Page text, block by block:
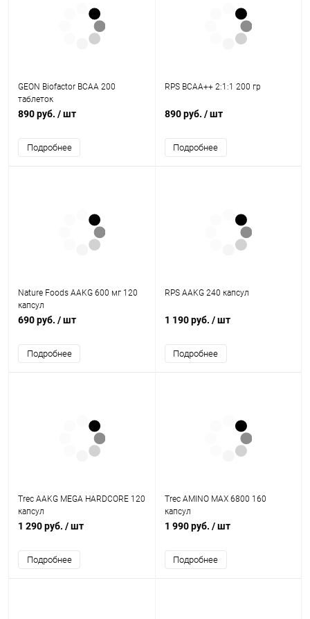
GEON Biofactor BCAA 200
таблеток
890 руб. / шт
Подробнее
RPS BCAA++ 2:1:1 200 гр
890 руб. / шт
Подробнее
Nature Foods AAKG 600 мг 120
капсул
690 руб. / шт
Подробнее
RPS AAKG 240 капсул
1 190 руб. / шт
Подробнее
Trec AAKG MEGA HARDCORE 120
капсул
1 290 руб. / шт
Подробнее
Trec AMINO MAX 6800 160
капсул
1 990 руб. / шт
Подробнее